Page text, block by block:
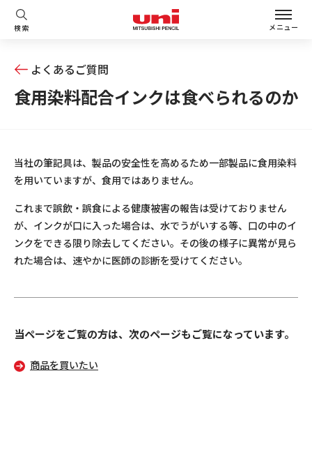
検索 メニュー
よくあるご質問
食用染料配合インクは食べられるのか
当社の筆記具は、製品の安全性を高めるため一部製品に食用染料
を用いていますが、食用ではありません。
これまで誤飲・誤食による健康被害の報告は受けておりません
が、インクが口に入った場合は、水でうがいする等、口の中のイ
ンクをできる限り除去してください。その後の様子に異常が見ら
れた場合は、速やかに医師の診断を受けてください。
当ページをご覧の方は、次のページもご覧になっています。
商品を買いたい